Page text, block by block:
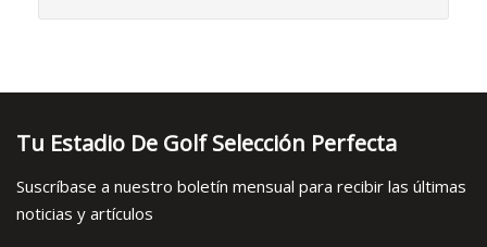
Tu Estadio De Golf Selección Perfecta
Suscríbase a nuestro boletín mensual para recibir las últimas
noticias y artículos